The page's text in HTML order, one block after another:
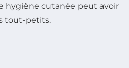
hygiène cutanée peut avoir
tout-petits.